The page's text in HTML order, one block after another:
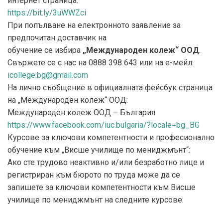
https://bit.ly/3uWWZci
При попълване на електронното заявление за
предпочитан доставчик на
обучение се избира „Международен колеж“ ООД.
Свържете се с нас на 0888 398 643 или на е-мейл:
icollege.bg@gmail.com
На лично съобщение в официалната фейсбук страница
на „Международен колеж“ ООД:
Международен колеж ООД – България
https://www.facebook.com/iuc.bulgaria/?locale=bg_BG
Курсове за ключови компетентности и професионално
обучение към „Висше училище по мениджмънт“:
Ако сте трудово неактивно и/или безработно лице и
регистриран към бюрото по труда може да се
запишете за ключови компетентности към Висше
училище по мениджмънт на следните курсове: